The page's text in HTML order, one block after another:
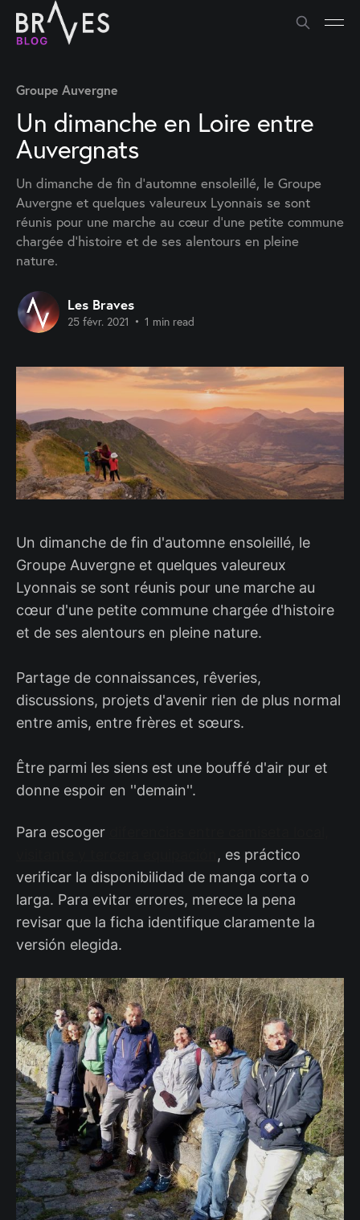
Groupe Auvergne
Un dimanche en Loire entre
Auvergnats
Un dimanche de fin d'automne ensoleillé, le Groupe
Auvergne et quelques valeureux Lyonnais se sont
réunis pour une marche au cœur d'une petite commune
chargée d'histoire et de ses alentours en pleine
nature.
Les Braves
25 févr. 2021 • 1 min read
Un dimanche de fin d'automne ensoleillé, le
Groupe Auvergne et quelques valeureux
Lyonnais se sont réunis pour une marche au
cœur d'une petite commune chargée d'histoire
et de ses alentours en pleine nature.
Partage de connaissances, rêveries,
discussions, projets d'avenir rien de plus normal
entre amis, entre frères et sœurs.
Être parmi les siens est une bouffé d'air pur et
donne espoir en ''demain''.
Para escoger
, es práctico
verificar la disponibilidad de manga corta o
larga. Para evitar errores, merece la pena
revisar que la ficha identifique claramente la
versión elegida.